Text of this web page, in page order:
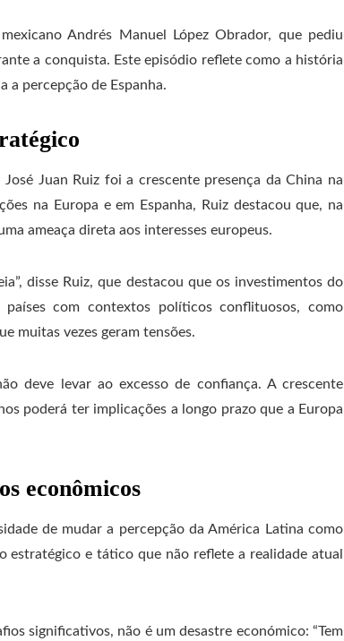
Andrés Manuel López Obrador, que pediu
a conquista. Este episódio reflete como a história
a percepção de Espanha.
Juan Ruiz foi a crescente presença da China na
na Europa e em Espanha, Ruiz destacou que, na
ameaça direta aos interesses europeus.
disse Ruiz, que destacou que os investimentos do
com contextos políticos conflituosos, como
muitas vezes geram tensões.
deve levar ao excesso de confiança. A crescente
poderá ter implicações a longo prazo que a Europa
econômicos
de mudar a percepção da América Latina como
estratégico e tático que não reflete a realidade atual
significativos, não é um desastre económico: “Tem